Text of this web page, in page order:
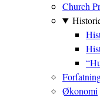
Church
Økonomi